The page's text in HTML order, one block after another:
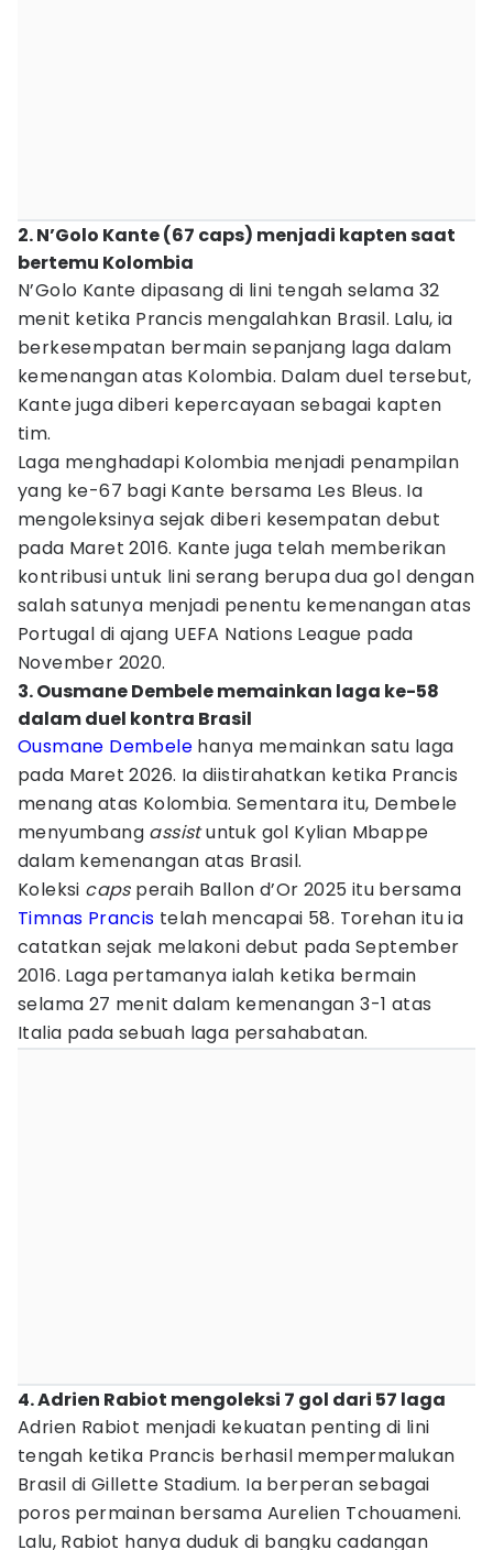
2. N’Golo Kante (67 caps) menjadi kapten saat
bertemu Kolombia
N’Golo Kante dipasang di lini tengah selama 32
menit ketika Prancis mengalahkan Brasil. Lalu, ia
berkesempatan bermain sepanjang laga dalam
kemenangan atas Kolombia. Dalam duel tersebut,
Kante juga diberi kepercayaan sebagai kapten
tim.
Laga menghadapi Kolombia menjadi penampilan
yang ke-67 bagi Kante bersama Les Bleus. Ia
mengoleksinya sejak diberi kesempatan debut
pada Maret 2016. Kante juga telah memberikan
kontribusi untuk lini serang berupa dua gol dengan
salah satunya menjadi penentu kemenangan atas
Portugal di ajang UEFA Nations League pada
November 2020.
3. Ousmane Dembele memainkan laga ke-58
dalam duel kontra Brasil
Ousmane Dembele hanya memainkan satu laga
pada Maret 2026. Ia diistirahatkan ketika Prancis
menang atas Kolombia. Sementara itu, Dembele
menyumbang assistuntuk gol Kylian Mbappe
dalam kemenangan atas Brasil.
Koleksi caps peraih Ballon d’Or 2025 itu bersama
Timnas Prancis telah mencapai 58. Torehan itu ia
catatkan sejak melakoni debut pada September
2016. Laga pertamanya ialah ketika bermain
selama 27 menit dalam kemenangan 3-1 atas
Italia pada sebuah laga persahabatan.
4. Adrien Rabiot mengoleksi 7 gol dari 57 laga
Adrien Rabiot menjadi kekuatan penting di lini
tengah ketika Prancis berhasil mempermalukan
Brasil di Gillette Stadium. Ia berperan sebagai
poros permainan bersama Aurelien Tchouameni.
Lalu, Rabiot hanya duduk di bangku cadangan